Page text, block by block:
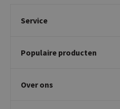
Service
Betalen & annuleren
Klachtafhandeling
Populaire producten
Draaibare eetkamerstoelen
Over ons